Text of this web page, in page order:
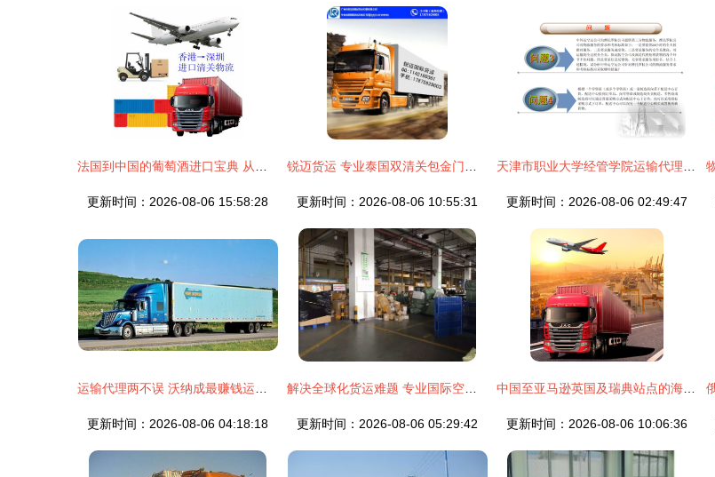
更新时间：2026-08-06 15:58:28 更新时间：2026-08-06 10:55:31 更新时间：2026-08-06 02:49:47
更新时间：2026-08-06 04:18:18 更新时间：2026-08-06 05:29:42 更新时间：2026-08-06 10:06:36